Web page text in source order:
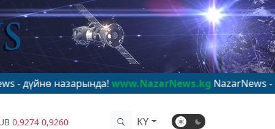
www.NazarNews.kgNazarNews - в центре
0,9274 0,9260 KY